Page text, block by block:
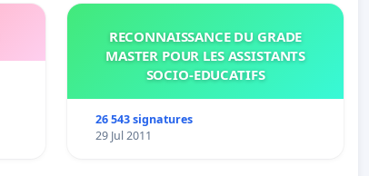
RECONNAISSANCE DU GRADE
MASTER POUR LES ASSISTANTS
SOCIO-EDUCATIFS
26 543 signatures
29 Jul 2011